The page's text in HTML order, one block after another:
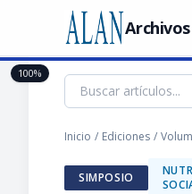
Inicio / Ediciones /
SIMPOSIO
100%